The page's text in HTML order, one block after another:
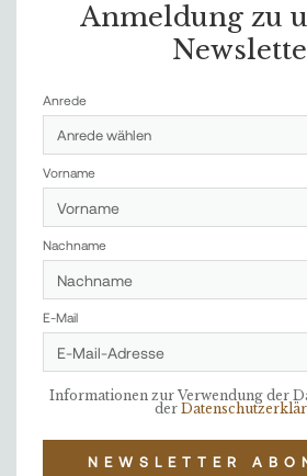
Anmeldung zu
Anrede
Anrede wählen
Vorname
Nachname
E-Mail
Informationen zur Verwendung der
der
NEWSLETTER